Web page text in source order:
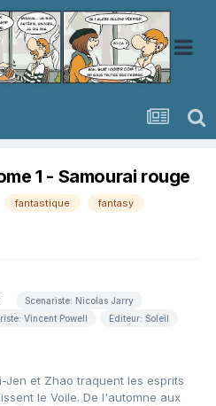
1 - Samourai rouge
fantastique fantasy
Scenariste: Nicolas Jarry
Vincent Powell Editeur: Soleil
Jen et Zhao traquent les esprits
le Voile. De l'automne aux